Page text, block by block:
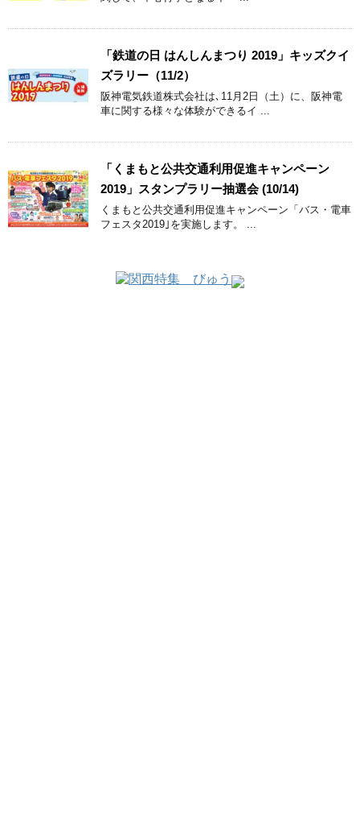
「鉄道の日 はんしんまつり 2019」キッズクイ
ズラリー（11/2）
阪神電気鉄道株式会社は､11月2日（土）に、阪神電
車に関する様々な体験ができるイ ...
「くまもと公共交通利用促進キャンペーン
2019」スタンプラリー抽選会 (10/14)
くまもと公共交通利用促進キャンペーン「バス・電車
フェスタ2019｣を実施します。 ...